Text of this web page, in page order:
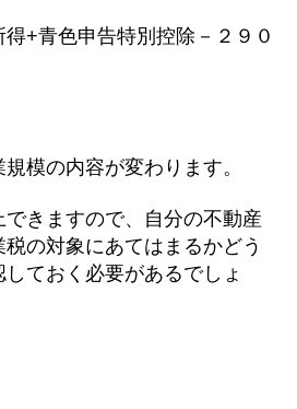
得+青色申告特別控除－２９０
模の内容が変わります。
できますので、自分の不動産
の対象にあてはまるかどう
ておく必要があるでしょ